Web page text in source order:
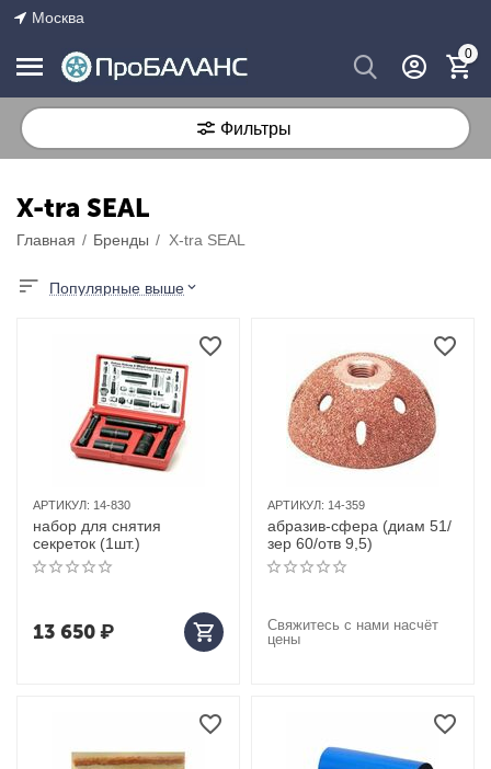
Москва
0
Фильтры
X-tra SEAL
Главная / Бренды / X-tra SEAL
Популярные выше
АРТИКУЛ: 14-830
набор для снятия
секреток (1шт.)
13 650₽
АРТИКУЛ: 14-359
абразив-сфера (диам 51/
зер 60/отв 9,5)
Свяжитесь с нами насчёт
цены